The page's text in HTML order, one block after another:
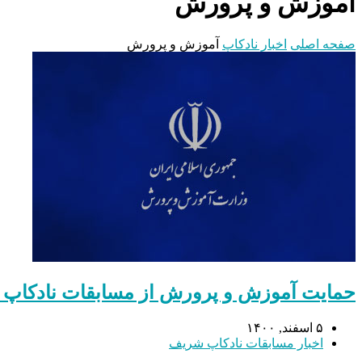
صفحه اصلی اخبار نادکاپ آموزش و پرورش
حمایت آموزش و پرورش از مسابقات
۵ اسفند, ۱۴۰۰
اخبار مسابقات نادکاپ شریف